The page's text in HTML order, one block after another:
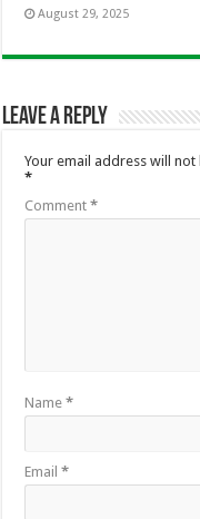
August 29, 2025
Leave a Reply
Your email address will
*
Comment*
Name*
Email*